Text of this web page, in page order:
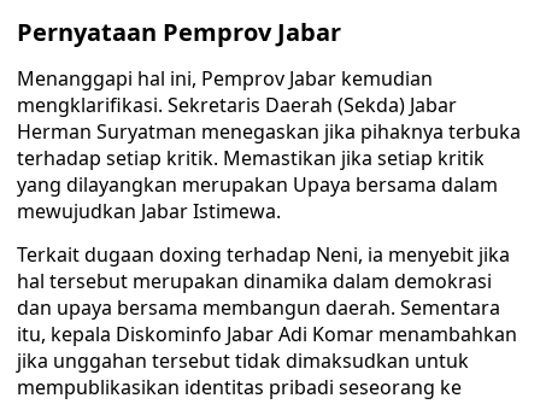
Pernyataan Pemprov Jabar
Menanggapi hal ini, Pemprov Jabar kemudian
mengklarifikasi. Sekretaris Daerah (Sekda) Jabar
Herman Suryatman menegaskan jika pihaknya terbuka
terhadap setiap kritik. Memastikan jika setiap kritik
yang dilayangkan merupakan Upaya bersama dalam
mewujudkan Jabar Istimewa.
Terkait dugaan doxing terhadap Neni, ia menyebit jika
hal tersebut merupakan dinamika dalam demokrasi
dan upaya bersama membangun daerah. Sementara
itu, kepala Diskominfo Jabar Adi Komar menambahkan
jika unggahan tersebut tidak dimaksudkan untuk
mempublikasikan identitas pribadi seseorang ke